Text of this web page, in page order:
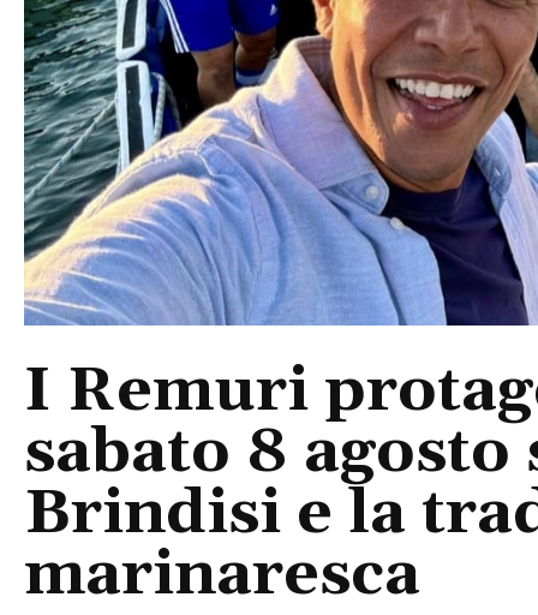
I Remuri
sabato 8
Brindisi e la
marinaresca